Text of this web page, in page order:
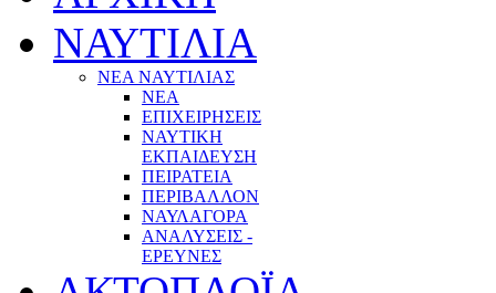
ΝΑΥΤΙΛΙΑ
ΝΕΑ ΝΑΥΤΙΛΙΑΣ
ΝΕΑ
ΕΠΙΧΕΙΡΗΣΕΙΣ
ΝΑΥΤΙΚΗ
ΕΚΠΑΙΔΕΥΣΗ
ΠΕΙΡΑΤΕΙΑ
ΠΕΡΙΒΑΛΛΟΝ
ΝΑΥΛΑΓΟΡΑ
ΑΝΑΛΥΣΕΙΣ -
ΕΡΕΥΝΕΣ